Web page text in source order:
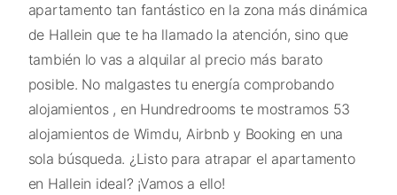
apartamento tan fantástico en la zona más dinámica
de Hallein que te ha llamado la atención, sino que
también lo vas a alquilar al precio más barato
posible. No malgastes tu energía comprobando
alojamientos , en Hundredrooms te mostramos 53
alojamientos de Wimdu, Airbnb y Booking en una
sola búsqueda. ¿Listo para atrapar el apartamento
en Hallein ideal? ¡Vamos a ello!